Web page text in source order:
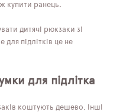
купити ранець.
дитячі рюкзаки зі
підлітків це не
для підлітка
коштують дешево, інші